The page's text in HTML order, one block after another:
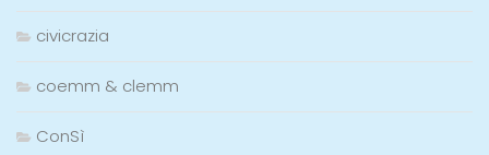
civicrazia
coemm & clemm
ConSì